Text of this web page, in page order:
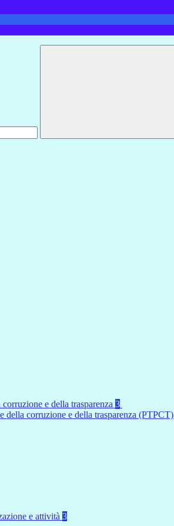
e della trasparenza 3
della corruzione e della trasparenza (PTPCT)
e attività 3